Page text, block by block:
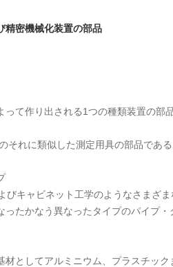
精密機械化装置の部品
って作り出される1つの種類装置の部
それに類似した測定用具の部品である
びキャビネット工学のようなさまざ
たかなう異なったタイプのパイプ・
材としてアルミニウム、プラスチッ